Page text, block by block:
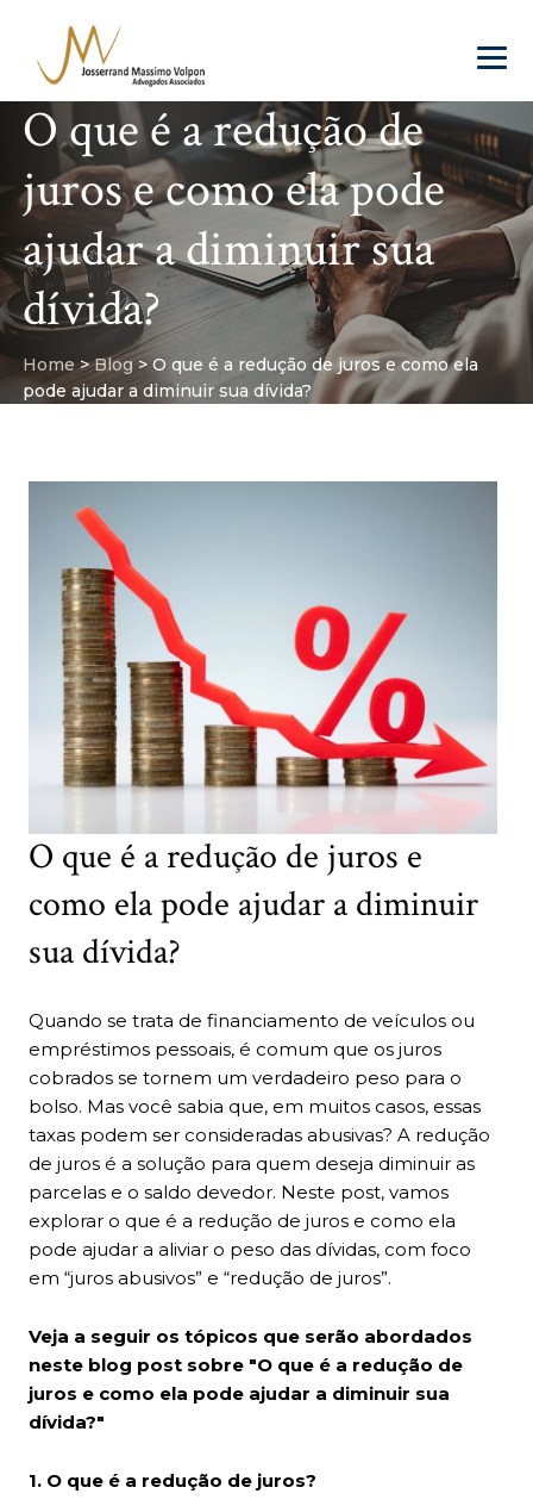
O que é a redução de
juros e como ela pode
ajudar a diminuir sua
dívida?
Home >Blog >O que é a redução de juros e como ela
pode ajudar a diminuir sua dívida?
O que é a redução de juros e
como ela pode ajudar a diminuir
sua dívida?
Quando se trata de financiamento de veículos ou
empréstimos pessoais, é comum que os juros
cobrados se tornem um verdadeiro peso para o
bolso. Mas você sabia que, em muitos casos, essas
taxas podem ser consideradas abusivas? A redução
de juros é a solução para quem deseja diminuir as
parcelas e o saldo devedor. Neste post, vamos
explorar o que é a redução de juros e como ela
pode ajudar a aliviar o peso das dívidas, com foco
em “juros abusivos” e “redução de juros”.
Veja a seguir os tópicos que serão abordados
neste blog post sobre "O que é a redução de
juros e como ela pode ajudar a diminuir sua
dívida?"
1. O que é a redução de juros?